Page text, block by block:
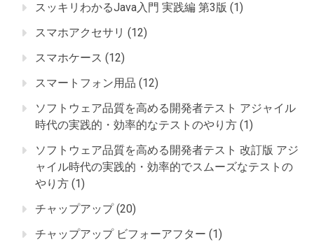
スッキリわかるJava入門 実践編 第3版 (1)
スマホアクセサリ (12)
スマホケース (12)
スマートフォン用品 (12)
ソフトウェア品質を高める開発者テスト アジャイル
時代の実践的・効率的なテストのやり方 (1)
ソフトウェア品質を高める開発者テスト 改訂版 アジ
ャイル時代の実践的・効率的でスムーズなテストの
やり方 (1)
チャップアップ(20)
チャップアップ ビフォーアフター (1)